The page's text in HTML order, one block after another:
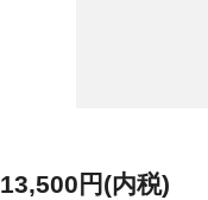
13,500円(内税)